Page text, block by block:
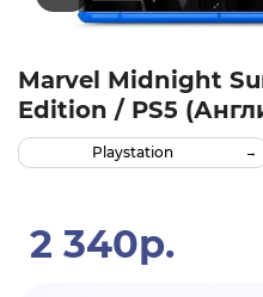
Marvel Midnight
Edition / PS5
Playstation
2 340р.